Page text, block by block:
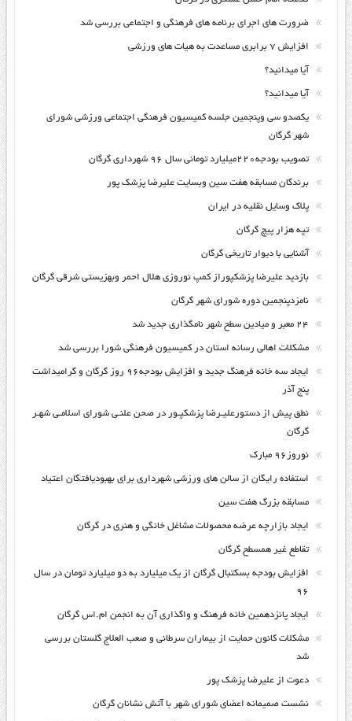
ضرورت های اجرای برنامه های فرهنگی و اجتماعی بررسی شد
افزایش ۷ برابری مساعدت به هیات های ورزشی
آیا میدانید؟
آیا میدانید؟
یکصدو سی وپنجمین جلسه کمیسیون فرهنگی اجتماعی ورزشی شورای
شهر گرگان
تصویب بودجه۲۲۰میلیارد تومانی سال ۹۶ شهرداری گرگان
برندگان مسابقه هفت سین وبسایت علیرضا پزشک پور
پلاک وسایل نقلیه در ایران
تپه هزار پیچ گرگان
آشنایی با دیوار تاریخی گرگان
بازدید علیرضا پزشکپوراز کمپ نوروزی هلال احمر وبهزیستی شرقی گرگان
نامزدپنجمین دوره شورای شهر گرگان
۲۴ معبر و میادین سطح شهر نامگذاری جدید شد
مشکلات اهالی رسانه استان در کمیسیون فرهنگی شورا بررسی شد
ایجاد سه خانه فرهنگ جدید و افزایش بودجه۹۶ روز گرگان و گرامیداشت
پنج آذر
نطق پیش از دستورعلیـرضا پزشکپـور در صحن علنـی شورای اسلامـی شهـر
گرگان
نوروز۹۶ مبارک
استفاده رایگان از سالن های ورزشی شهرداری برای بهبودیافتگان اعتیاد
مسابقه بزرگ هفت سین
ایجاد بازارچه عرضه محصولات مشاغل خانگی و هنری در گرگان
تقاطع غیر همسطح گرگان
افزایش بودجه بسکتبال گرگان از یک میلیارد به دو میلیارد تومان در سال
۹۶
ایجاد پانزدهمین خانه فرهنگ و واگذاری آن به انجمن ام.اس گرگان
مشکلات کانون حمایت از بیماران سرطانی و صعب العلاج گلستان بررسی
شد
دعوت از علیرضا پزشک پور
نشست صمیمانه اعضای شورای شهر با آتش نشانان گرگان